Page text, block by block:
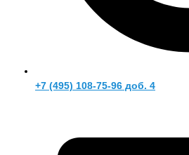
+7 (495) 108-75-96 доб. 4